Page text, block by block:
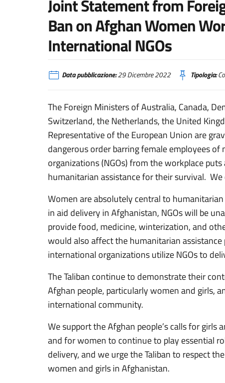
Joint Statement from
Ban on Afghan Women
International NGOs
Data pubblicazione:29 Dicembre 2022 Tipologia:
The Foreign Ministers of Australia, Canada,
Switzerland, the Netherlands, the United
Representative of the European Union are
dangerous order barring female employees
organizations (NGOs) from the workplace
humanitarian assistance for their survival.
Women are absolutely central to
in aid delivery in Afghanistan, NGOs will be
provide food, medicine, winterization, and
would also affect the humanitarian
international organizations utilize NGOs to
The Taliban continue to demonstrate their
Afghan people, particularly women and girls,
international community.
We support the Afghan people’s calls for
and for women to continue to play essential
delivery, and we urge the Taliban to respect
women and girls in Afghanistan.